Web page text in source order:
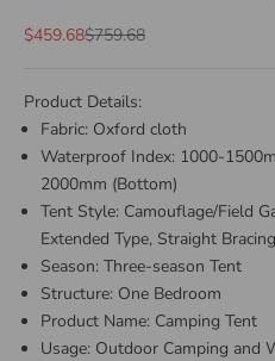
Sale price
$459.68Regular price
$759.68
Product Details:
Fabric: Oxford cloth
Waterproof Index: 1000-
2000mm (Bottom)
Tent Style: Camouflage/Field
Extended Type, Straight
Season: Three-season Tent
Structure: One Bedroom
Product Name: Camping Tent
Usage: Outdoor Camping and